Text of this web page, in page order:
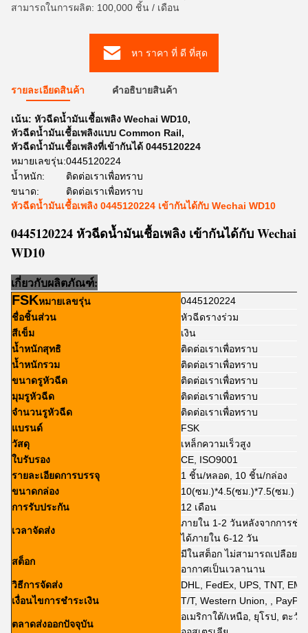
สามารถในการผลิต: 100,000 ชิ้น / เดือน
หา ราคา ที่ ดี ที่สุด
รายละเอียดสินค้า คําอธิบายสินค้า
เน้น: หัวฉีดน้ำมันเชื้อเพลิง Wechai WD10,
หัวฉีดน้ำมันเชื้อเพลิงแบบ Common Rail,
หัวฉีดน้ำมันเชื้อเพลิงที่เข้ากันได้ 0445120224
หมายเลขรุ่น:0445120224
น้ำหนัก:
ติดต่อเราเพื่อทราบ
ขนาด:
ติดต่อเราเพื่อทราบ
หัวฉีดน้ำมันเชื้อเพลิง 0445120224 เข้ากันได้กับ Wechai WD10
0445120224 หัวฉีดน้ำมันเชื้อเพลิง เข้ากันได้กับ Wechai
WD10
เกี่ยวกับผลิตภัณฑ์:
FSKหมายเลขรุ่น
0445120224
ชื่อชิ้นส่วน
หัวฉีดรางร่วม
สีเข็ม
เงิน
น้ำหนักสุทธิ
ติดต่อเราเพื่อทราบ
น้ำหนักรวม
ติดต่อเราเพื่อทราบ
ขนาดรูหัวฉีด
ติดต่อเราเพื่อทราบ
มุมรูหัวฉีด
ติดต่อเราเพื่อทราบ
จำนวนรูหัวฉีด
ติดต่อเราเพื่อทราบ
แบรนด์
FSK
วัสดุ
เหล็กความเร็วสูง
ใบรับรอง
CE, ISO9001
รายละเอียดการบรรจุ
1 ชิ้น/หลอด, 10 ชิ้น/กล่อง
ขนาดกล่อง
10(ซม.)*4.5(ซม.)*7.5(ซม.)
การรับประกัน
12 เดือน
เวลาจัดส่ง
ภายใน 1-2 วันหลังจากการช
ได้ภายใน 6-12 วัน
สต็อก
มีในสต็อก ไม่สามารถเปลือยเ
อากาศเป็นเวลานาน
วิธีการจัดส่ง
DHL, FedEx, UPS, TNT,
เงื่อนไขการชำระเงิน
T/T, Western Union, ,
ตลาดส่งออกปัจจุบัน
อเมริกาใต้/เหนือ, ยุโรป, ตะวั